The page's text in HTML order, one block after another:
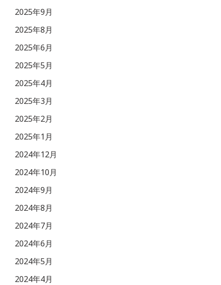
2025年9月
2025年8月
2025年6月
2025年5月
2025年4月
2025年3月
2025年2月
2025年1月
2024年12月
2024年10月
2024年9月
2024年8月
2024年7月
2024年6月
2024年5月
2024年4月